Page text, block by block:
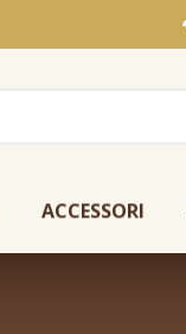
ACCESSORI